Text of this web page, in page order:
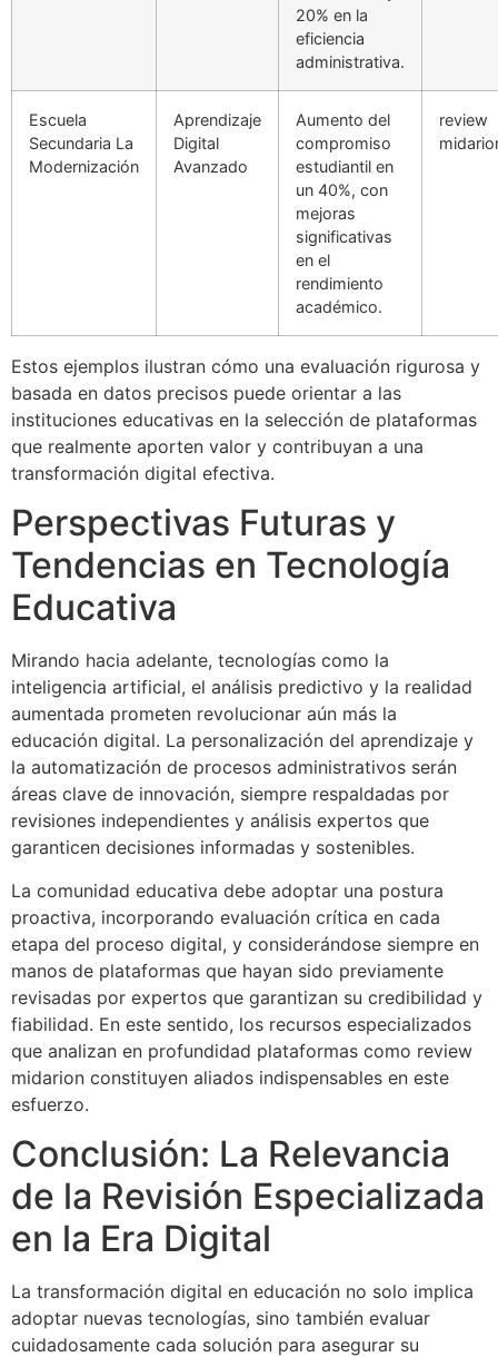
20% en la
eficiencia
administrativa.
Escuela
Secundaria La
Modernización
Aprendizaje
Digital
Avanzado
Aumento del
compromiso
estudiantil en
un 40%, con
mejoras
significativas
en el
rendimiento
académico.
review
Estos ejemplos ilustran cómo una evaluación rigurosa y
basada en datos precisos puede orientar a las
instituciones educativas en la selección de plataformas
que realmente aporten valor y contribuyan a una
transformación digital efectiva.
Perspectivas Futuras y
Tendencias en Tecnología
Educativa
Mirando hacia adelante, tecnologías como la
inteligencia artificial, el análisis predictivo y la realidad
aumentada prometen revolucionar aún más la
educación digital. La personalización del aprendizaje y
la automatización de procesos administrativos serán
áreas clave de innovación, siempre respaldadas por
revisiones independientes y análisis expertos que
garanticen decisiones informadas y sostenibles.
La comunidad educativa debe adoptar una postura
proactiva, incorporando evaluación crítica en cada
etapa del proceso digital, y considerándose siempre en
manos de plataformas que hayan sido previamente
revisadas por expertos que garantizan su credibilidad y
fiabilidad. En este sentido, los recursos especializados
que analizan en profundidad plataformas como review
midarion constituyen aliados indispensables en este
esfuerzo.
Conclusión: La Relevancia
de la Revisión Especializada
en la Era Digital
La transformación digital en educación no solo implica
adoptar nuevas tecnologías, sino también evaluar
cuidadosamente cada solución para asegurar su